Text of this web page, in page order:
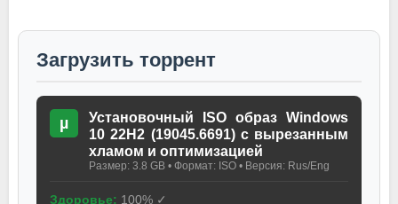
Загрузить торрент
µ
Установочный ISO образ Windows
10 22H2 (19045.6691) с вырезанным
хламом и оптимизацией
Размер: 3.8 GB • Формат: ISO • Версия: Rus/Eng
Здоровье: 100% ✓